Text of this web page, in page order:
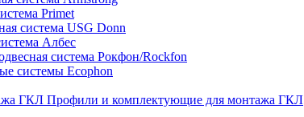
Primet
система USG Donn
Албес
система Рокфон/Rockfon
системы Ecophon
Профили и комплектующие для монтажа ГКЛ